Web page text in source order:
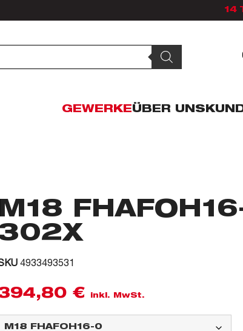
14
GEWERKEÜBER UNS
M18
4933493531
€ inkl. MwSt.